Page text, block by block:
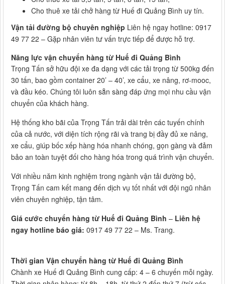
Cho thuê xe tải chở hàng từ Huế đi Quảng Bình uy tín.
Vận tải đường bộ chuyên nghiệp Liên hệ ngay hotline: 0917
49 77 22 – Gặp nhân viên tư vấn trực tiếp để được hỗ trợ.
Năng lực vận chuyển hàng từ Huế đi Quảng Bình
Trọng Tấn sở hữu đội xe đa dạng với các tải trọng từ 500kg đến
30 tấn, bao gồm container 20’ – 40’, xe cẩu, xe nâng, rơ-mooc,
và đầu kéo. Chúng tôi luôn sẵn sàng đáp ứng mọi nhu cầu vận
chuyển của khách hàng.
Hệ thống kho bãi của Trọng Tấn trải dài trên các tuyến chính
của cả nước, với diện tích rộng rãi và trang bị đầy đủ xe nâng,
xe cẩu, giúp bốc xếp hàng hóa nhanh chóng, gọn gàng và đảm
bảo an toàn tuyệt đối cho hàng hóa trong quá trình vận chuyển.
Với nhiều năm kinh nghiệm trong ngành vận tải đường bộ,
Trọng Tấn cam kết mang đến dịch vụ tốt nhất với đội ngũ nhân
viên chuyên nghiệp, tận tâm.
Giá cước chuyển hàng từ Huế đi Quảng Bình – Liên hệ
ngay hotline báo giá: 0917 49 77 22 – Ms. Trang.
Thời gian Vận chuyển hàng từ Huế đi Quảng Bình
Chành xe Huế đi Quảng Bình cung cấp: 4 – 6 chuyến mỗi ngày.